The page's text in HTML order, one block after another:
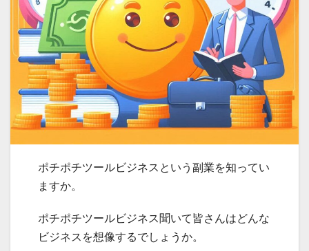
ポチポチツールビジネスという副業を知ってい
ますか。
ポチポチツールビジネス聞いて皆さんはどんな
ビジネスを想像するでしょうか。